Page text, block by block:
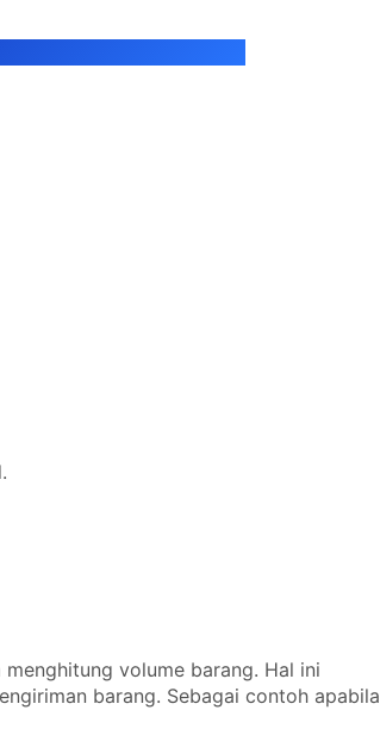
volume barang. Hal ini
barang. Sebagai contoh apabila